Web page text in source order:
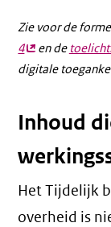
Zie voor de
4(externe
link)
en de
digitale
Inhoud
Het Tijdelijk
overheid is